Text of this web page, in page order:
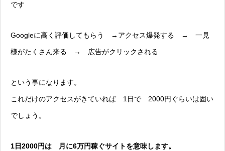
です
Googleに高く評価してもらう →アクセス爆発する → 一見
様がたくさん来る → 広告がクリックされる
という事になります。
これだけのアクセスがきていれば 1日で 2000円ぐらいは固い
でしょう。
1日2000円は 月に6万円稼ぐサイトを意味します。